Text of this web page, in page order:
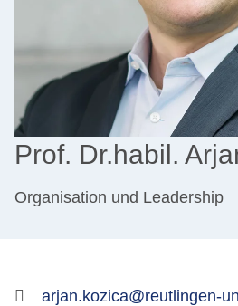
Prof. Dr.habil.
Organisation und Leadership
arjan.kozica@reutlingen-